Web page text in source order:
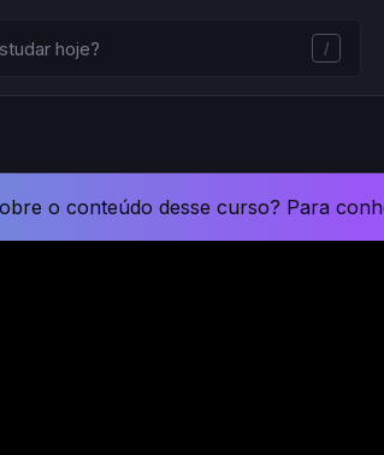
/
o conteúdo desse curso? Para